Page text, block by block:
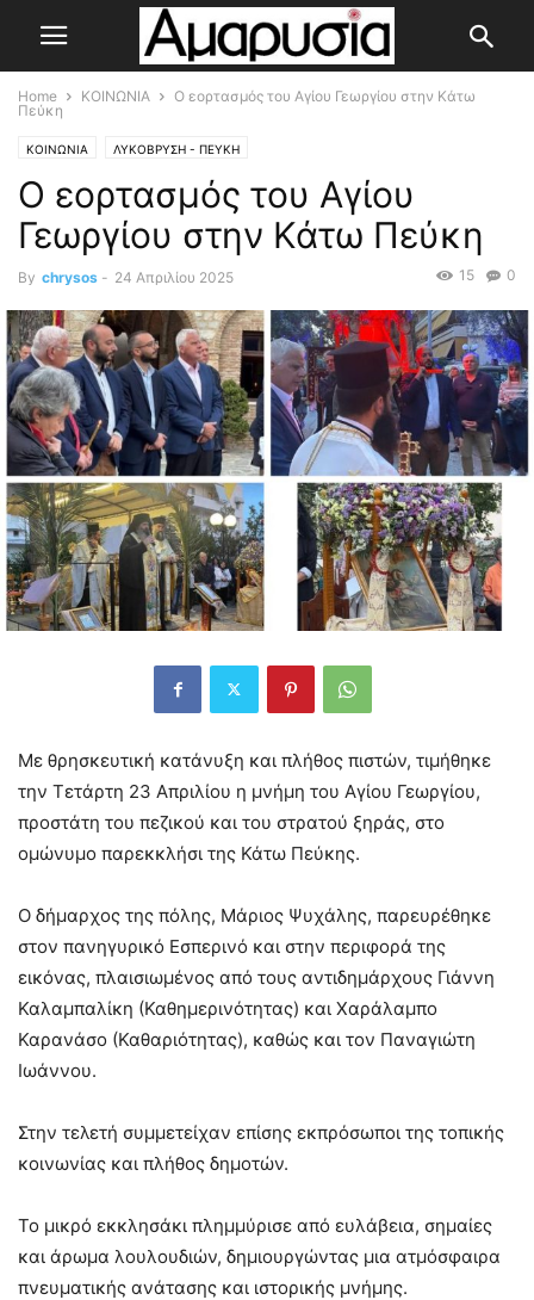
Home ΚΟΙΝΩΝΙΑ
Ο εορτασμός του Αγίου Γεωργίου στην Κάτω
Πεύκη
ΚΟΙΝΩΝΙΑ ΛΥΚΟΒΡΥΣΗ - ΠΕΥΚΗ
Ο εορτασμός του Αγίου
Γεωργίου στην Κάτω Πεύκη
By chrysos - 24 Απριλίου 2025 0
15
Με θρησκευτική κατάνυξη και πλήθος πιστών, τιμήθηκε
την Τετάρτη 23 Απριλίου η μνήμη του Αγίου Γεωργίου,
προστάτη του πεζικού και του στρατού ξηράς, στο
ομώνυμο παρεκκλήσι της Κάτω Πεύκης.
Ο δήμαρχος της πόλης, Μάριος Ψυχάλης, παρευρέθηκε
στον πανηγυρικό Εσπερινό και στην περιφορά της
εικόνας, πλαισιωμένος από τους αντιδημάρχους Γιάννη
Καλαμπαλίκη (Καθημερινότητας) και Χαράλαμπο
Καρανάσο (Καθαριότητας), καθώς και τον Παναγιώτη
Ιωάννου.
Στην τελετή συμμετείχαν επίσης εκπρόσωποι της τοπικής
κοινωνίας και πλήθος δημοτών.
Το μικρό εκκλησάκι πλημμύρισε από ευλάβεια, σημαίες
και άρωμα λουλουδιών, δημιουργώντας μια ατμόσφαιρα
πνευματικής ανάτασης και ιστορικής μνήμης.